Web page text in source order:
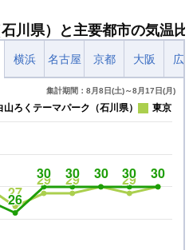
川県）と主要都市の気温比
横浜 名古屋 京都 大阪 広
集計期間：8月8日(土)～8月17日(月)
山ろくテーマパーク（石川県） 東京